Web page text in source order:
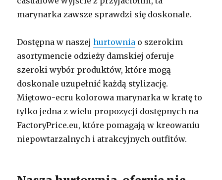
marynarka zawsze sprawdzi się doskonale.
Dostępna w naszejhurtownia o szerokim
asortymencie odzieży damskiej oferuje
szeroki wybór produktów, które mogą
doskonale uzupełnić każdą stylizację.
Miętowo-ecru kolorowa marynarka w kratę to
tylko jedna z wielu propozycji dostępnych na
FactoryPrice.eu, które pomagają w kreowaniu
niepowtarzalnych i atrakcyjnych outfitów.